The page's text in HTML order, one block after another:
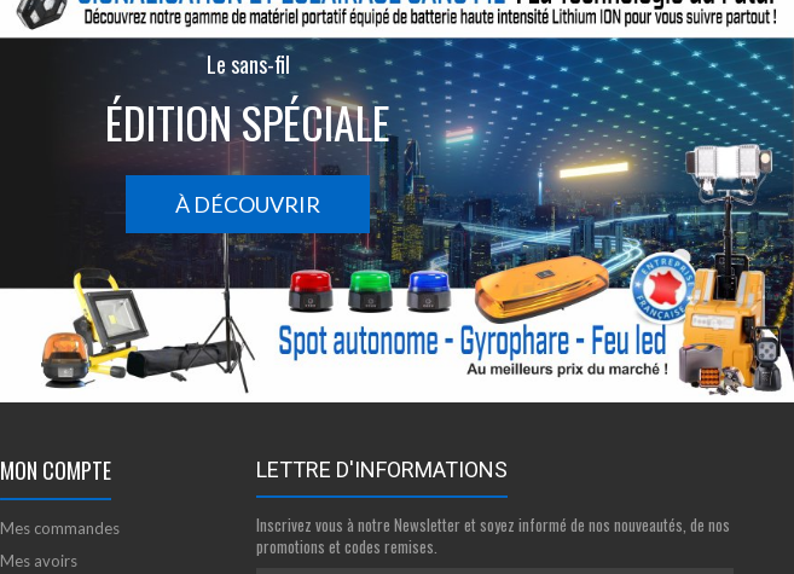
Le sans-fil
ÉDITION SPÉCIALE
À DÉCOUVRIR
MON COMPTE
Mes commandes
Mes avoirs
LETTRE D'INFORMATIONS
Inscrivez vous à notre Newsletter et soyez informé de nos nouveautés, de nos
promotions et codes remises.